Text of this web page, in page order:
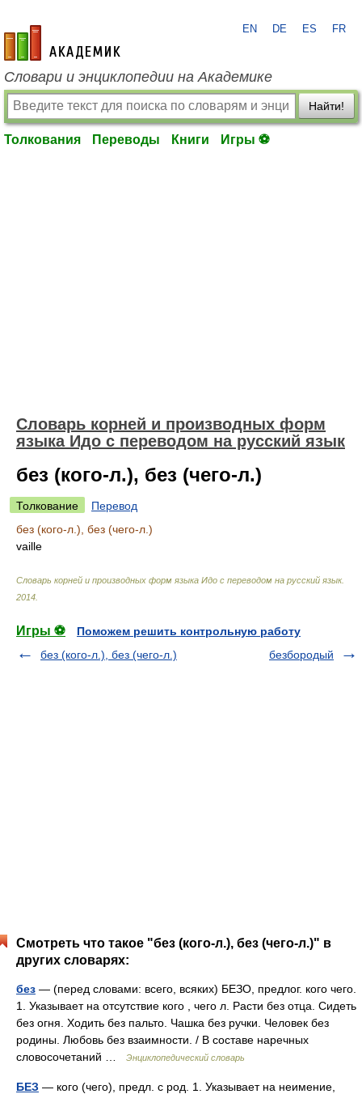
academic.ru
EN DE ES FR
Словари и энциклопедии на Академике
Найти!
Толкования Переводы Книги Игры ⚽
Словарь корней и производных форм
языка Идо с переводом на русский язык
без (кого-л.), без (чего-л.)
Толкование
Перевод
без (кого-л.), без (чего-л.)
vaille
Словарь корней и производных форм языка Идо с переводом на русский язык.
2014
Игры ⚽
Поможем решить контрольную работу
без (кого-л.), без (чего-л.)
безбородый
Смотреть что такое "без (кого-л.), без (чего-л.)" в
других словарях:
без — (перед словами: всего, всяких) БЕЗО, предлог. кого чего.
1. Указывает на отсутствие кого , чего л. Расти без отца. Сидеть
без огня. Ходить без пальто. Чашка без ручки. Человек без
родины. Любовь без взаимности. / В составе наречных
словосочетаний …
Энциклопедический словарь
БЕЗ — кого (чего), предл. с род. 1. Указывает на неимение,